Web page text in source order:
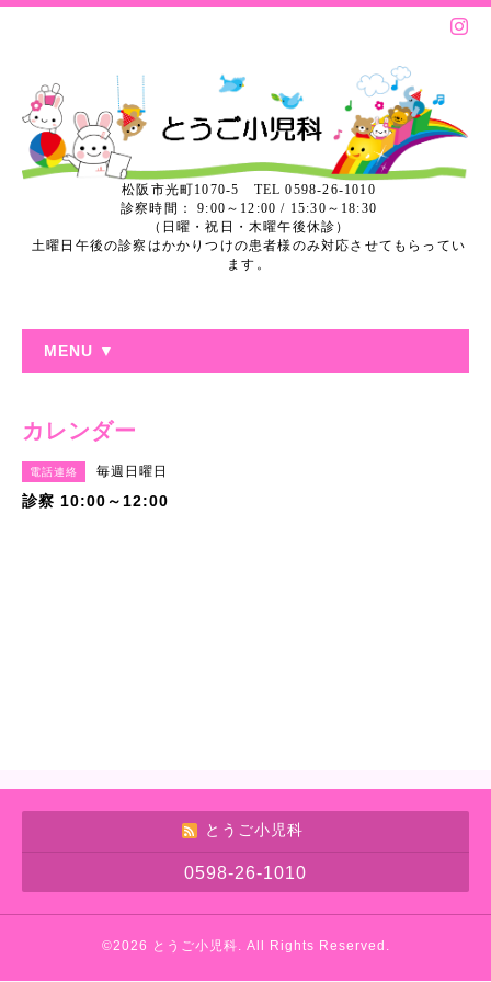
松阪市光町1070-5 TEL 0598-26-1010
診察時間： 9:00～12:00 / 15:30～18:30
（日曜・祝日・木曜午後休診）
土曜日午後の診察はかかりつけの患者様のみ対応させてもらってい
ます。
MENU ▼
カレンダー
電話連絡 毎週日曜日
診察 10:00～12:00
とうご小児科
0598-26-1010
©2026 とうご小児科 . All Rights Reserved.